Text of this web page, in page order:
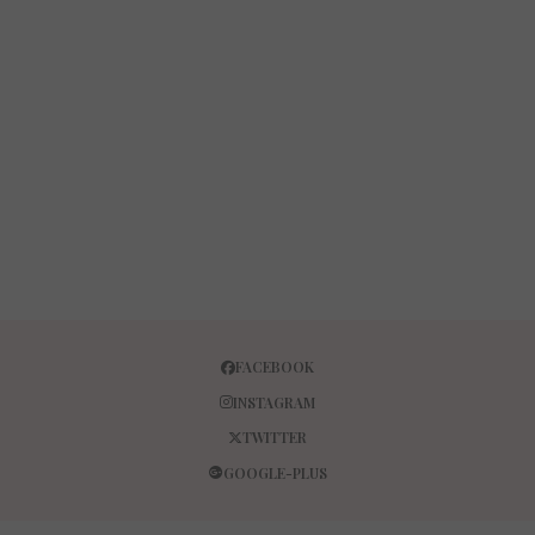
FACEBOOK
INSTAGRAM
TWITTER
GOOGLE-PLUS